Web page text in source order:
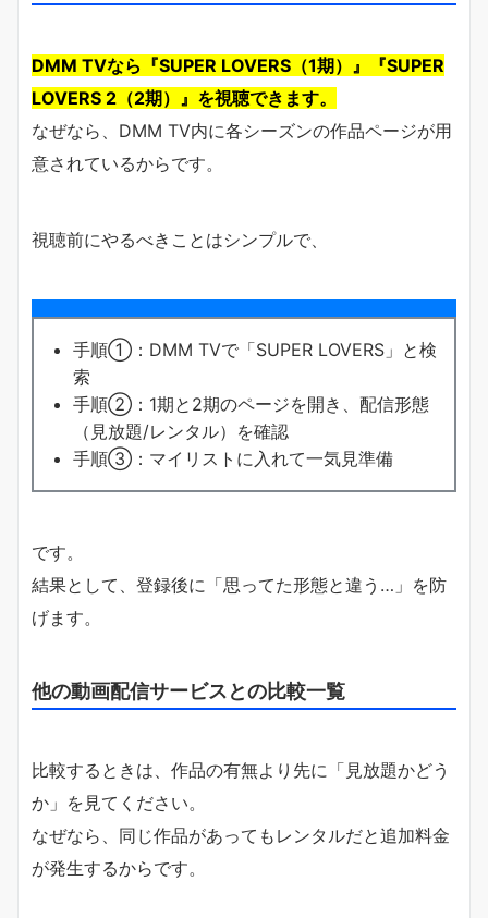
DMM TVなら『SUPER LOVERS（1期）』『SUPER
LOVERS 2（2期）』を視聴できます。
なぜなら、DMM TV内に各シーズンの作品ページが用
意されているからです。
視聴前にやるべきことはシンプルで、
手順①：DMM TVで「SUPER LOVERS」と検
索
手順②：1期と2期のページを開き、配信形態
（見放題/レンタル）を確認
手順③：マイリストに入れて一気見準備
です。
結果として、登録後に「思ってた形態と違う…」を防
げます。
他の動画配信サービスとの比較一覧
比較するときは、作品の有無より先に「見放題かどう
か」を見てください。
なぜなら、同じ作品があってもレンタルだと追加料金
が発生するからです。